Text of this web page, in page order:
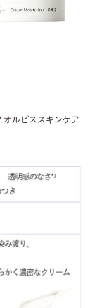
ルビススキンケア